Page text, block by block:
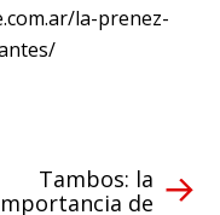
la-prenez-
Tambos: la
de